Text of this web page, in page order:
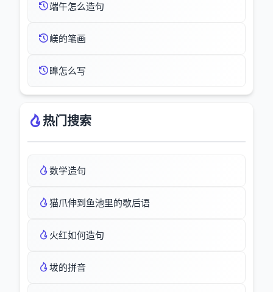
端午怎么造句
嵄的笔画
曍怎么写
热门搜索
数学造句
猫爪伸到鱼池里的歇后语
火红如何造句
坺的拼音